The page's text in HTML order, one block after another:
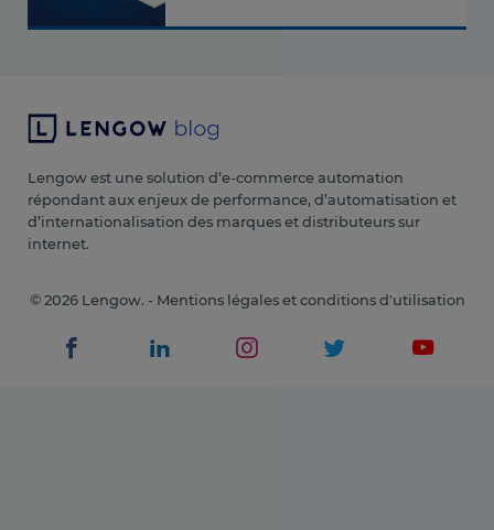
Lengow est une solution d’e-commerce automation
répondant aux enjeux de performance, d’automatisation et
d’internationalisation des marques et distributeurs sur
internet.
© 2026 Lengow. - Mentions légales et conditions d'utilisation